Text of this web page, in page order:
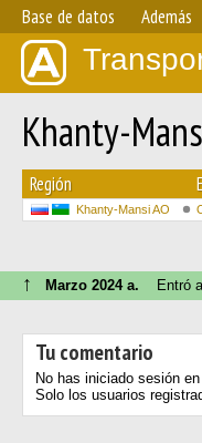
Base de datos Además
Khanty-
Región
Khanty-Mansi AO
↑ Marzo 2024 a. Entró a
Tu comentario
No has iniciado sesión
Solo los usuarios